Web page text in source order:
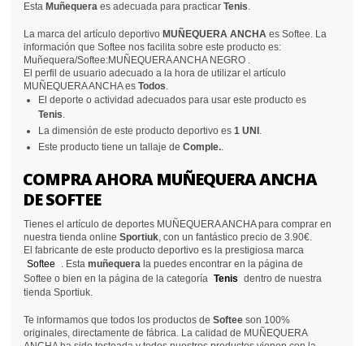
Esta Muñequera es adecuada para practicarTenis.
La marca del artículo deportivo MUÑEQUERA ANCHA es Softee. La
información que Softee nos facilita sobre este producto es:
Muñequera/Softee:MUÑEQUERA ANCHA NEGRO .
El perfil de usuario adecuado a la hora de utilizar el artículo
MUÑEQUERA ANCHA esTodos.
El deporte o actividad adecuados para usar este producto es
Tenis.
La dimensión de este producto deportivo es1 UNI .
Este producto tiene un tallaje deComple..
COMPRA AHORA MUÑEQUERA ANCHA
DE SOFTEE
Tienes el artículo de deportes MUÑEQUERA ANCHA para comprar en
nuestra tienda onlineSportiuk, con un fantástico precio de 3.90€.
El fabricante de este producto deportivo es la prestigiosa marca
Softee
. Estamuñequera la puedes encontrar en la página de
Softee o bien en la página de la categoría Tenis dentro de nuestra
tienda Sportiuk.
Te informamos que todos los productos deSoftee son 100%
originales, directamente de fábrica. La calidad de MUÑEQUERA